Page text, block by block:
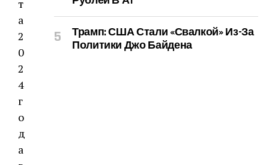
т
а
2
0
2
4
г
о
д
а
Трамп: США Стали «свалкой» Из-За
Политики Джо Байдена